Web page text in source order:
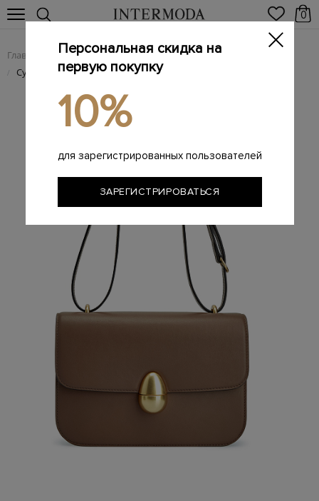
0
Главная Женщинам / Женские сумки из натуральной кожи
/ Сумка Phoenix ручной работы из гладкой телячьей кожи
Персональная скидка на
первую покупку
10%
для зарегистрированных пользователей
ЗАРЕГИСТРИРОВАТЬСЯ